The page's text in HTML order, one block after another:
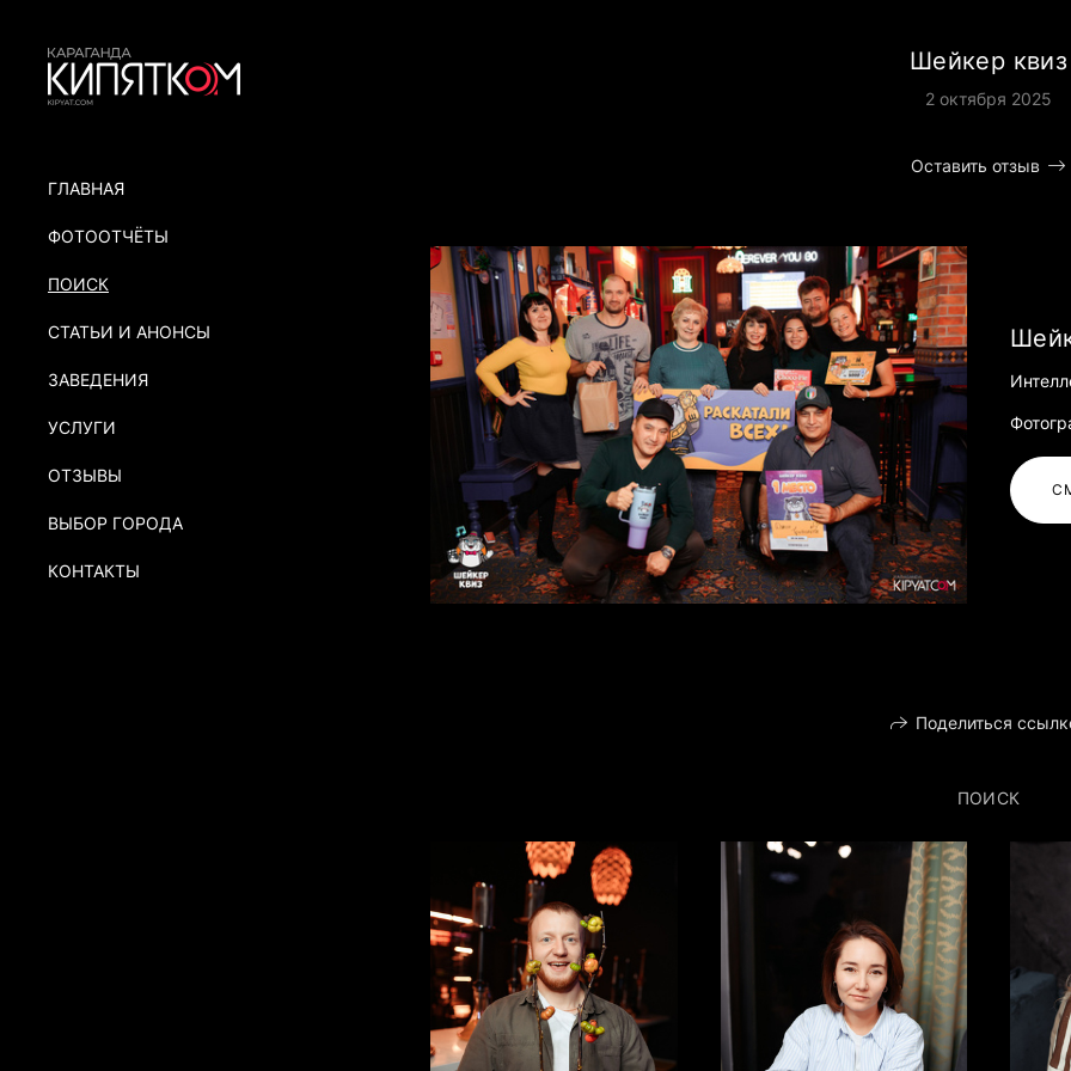
ГЛАВНАЯ
ФОТООТЧЁТЫ
ПОИСК
СТАТЬИ И АНОНСЫ
ЗАВЕДЕНИЯ
УСЛУГИ
ОТЗЫВЫ
ВЫБОР ГОРОДА
КОНТАКТЫ
Шейкер квиз
2 октября 2025
Оставить отзыв
Поделиться
ПОИСК